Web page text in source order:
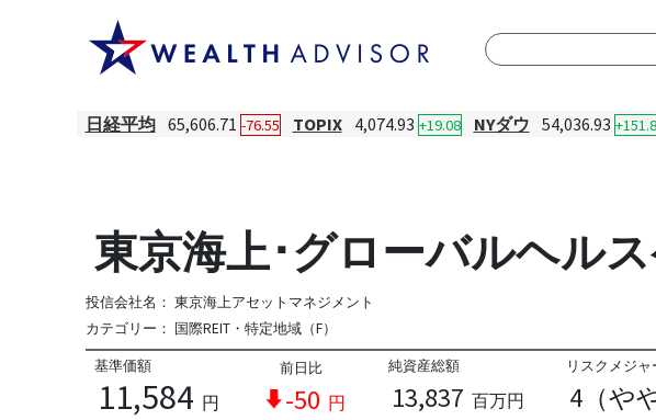
日経平均 65,606.71 -76.55 TOPIX 4,074.93 +19.08 NYダウ 54,036.93
東京海上･グローバルヘル
投信会社名： 東京海上アセットマネジメント
カテゴリー： 国際REIT・特定地域（F）
基準価額
11,584 円
前日比
-50 円
純資産総額
13,837 百万円
リスクメジャ
4（や